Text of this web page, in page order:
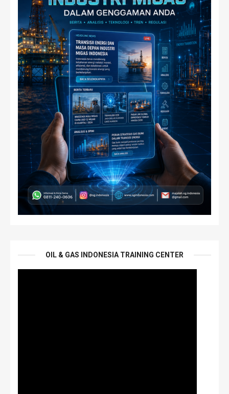
OIL & GAS INDONESIA TRAINING CENTER